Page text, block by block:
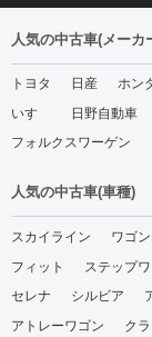
人気の中古車(メーカ
トヨタ 日産 ホン
いすゞ
日野自動車
フォルクスワーゲン
人気の中古車(車種)
スカイライン ワゴ
フィット
ステップ
セレナ
シルビア
アトレーワゴン
ク